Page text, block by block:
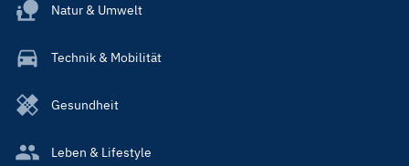
Natur & Umwelt
Technik & Mobilität
Gesundheit
Leben & Lifestyle